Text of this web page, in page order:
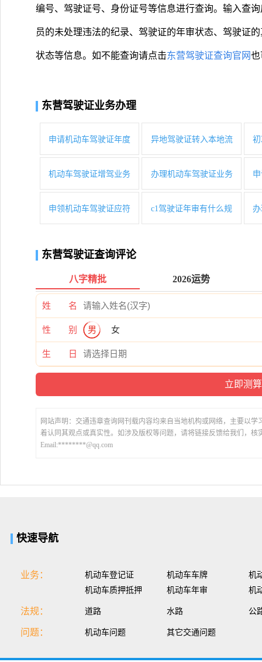
编号、驾驶证号、身份证号等信息进行查询。输入查
员的未处理违法的纪录、驾驶证的年审状态、驾驶证
状态等信息。如不能查询请点击东营驾驶证查询官网也
东营驾驶证业务办理
申请机动车驾驶证年度 异地驾驶证转入本地流
机动车驾驶证增驾业务 办理机动车驾驶证业务
申领机动车驾驶证应符 c1驾驶证年审有什么规
东营驾驶证查询评论
八字精批 2026运势
姓 名
性 别 男 女
生 日
网站声明：交通违章查询网刊载内容均来自当地机构或网络，主要以
着认同其观点或真实性。如涉及版权等问题，请将链接反馈给我们，核
Email:********@qq.com
快速导航
业务： 机动车登记证 机动车车牌
机
机动车质押抵押
机动车年审 机
法规： 道路 水路 公
问题： 机动车问题 其它交通问题